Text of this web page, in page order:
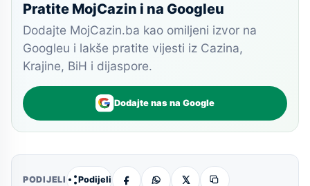
Pratite MojCazin i na Googleu
Dodajte MojCazin.ba kao omiljeni izvor na
Googleu i lakše pratite vijesti iz Cazina,
Krajine, BiH i dijaspore.
Dodajte nas na Google
PODIJELI Podijeli